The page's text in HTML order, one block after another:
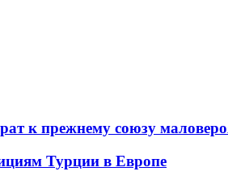
к прежнему союзу
Турции в Европе